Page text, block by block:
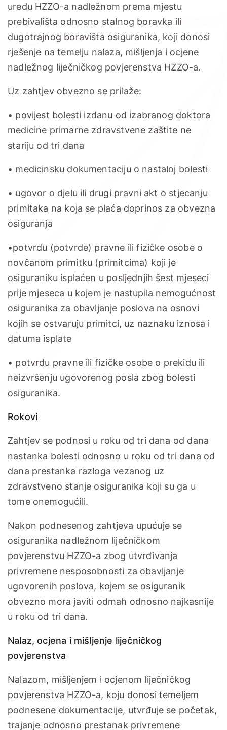
uredu HZZO-a nadležnom prema mjestu
prebivališta odnosno stalnog boravka ili
dugotrajnog boravišta osiguranika, koji donosi
rješenje na temelju nalaza, mišljenja i ocjene
nadležnog liječničkog povjerenstva HZZO-a.
Uz zahtjev obvezno se prilaže:
• povijest bolesti izdanu od izabranog doktora
medicine primarne zdravstvene zaštite ne
stariju od tri dana
• medicinsku dokumentaciju o nastaloj bolesti
• ugovor o djelu ili drugi pravni akt o stjecanju
primitaka na koja se plaća doprinos za obvezna
osiguranja
•potvrdu (potvrde) pravne ili fizičke osobe o
novčanom primitku (primitcima) koji je
osiguraniku isplaćen u posljednjih šest mjeseci
prije mjeseca u kojem je nastupila nemogućnost
osiguranika za obavljanje poslova na osnovi
kojih se ostvaruju primitci, uz naznaku iznosa i
datuma isplate
• potvrdu pravne ili fizičke osobe o prekidu ili
neizvršenju ugovorenog posla zbog bolesti
osiguranika.
Rokovi
Zahtjev se podnosi u roku od tri dana od dana
nastanka bolesti odnosno u roku od tri dana od
dana prestanka razloga vezanog uz
zdravstveno stanje osiguranika koji su ga u
tome onemogućili.
Nakon podnesenog zahtjeva upućuje se
osiguranika nadležnom liječničkom
povjerenstvu HZZO-a zbog utvrđivanja
privremene nesposobnosti za obavljanje
ugovorenih poslova, kojem se osiguranik
obvezno mora javiti odmah odnosno najkasnije
u roku od tri dana.
Nalaz, ocjena i mišljenje liječničkog
povjerenstva
Nalazom, mišljenjem i ocjenom liječničkog
povjerenstva HZZO-a, koju donosi temeljem
podnesene dokumentacije, utvrđuje se početak,
trajanje odnosno prestanak privremene